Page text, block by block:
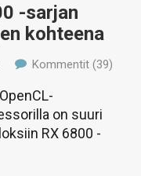
-sarjan
kohteena
Kommentit (39)
on suuri
RX 6800 -